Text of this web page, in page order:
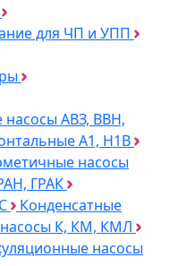
для ЧП и УПП
насосы АВЗ, ВВН,
А1, Н1В
насосы
ГРАК
Конденсатные
К, КМ, КМЛ
насосы